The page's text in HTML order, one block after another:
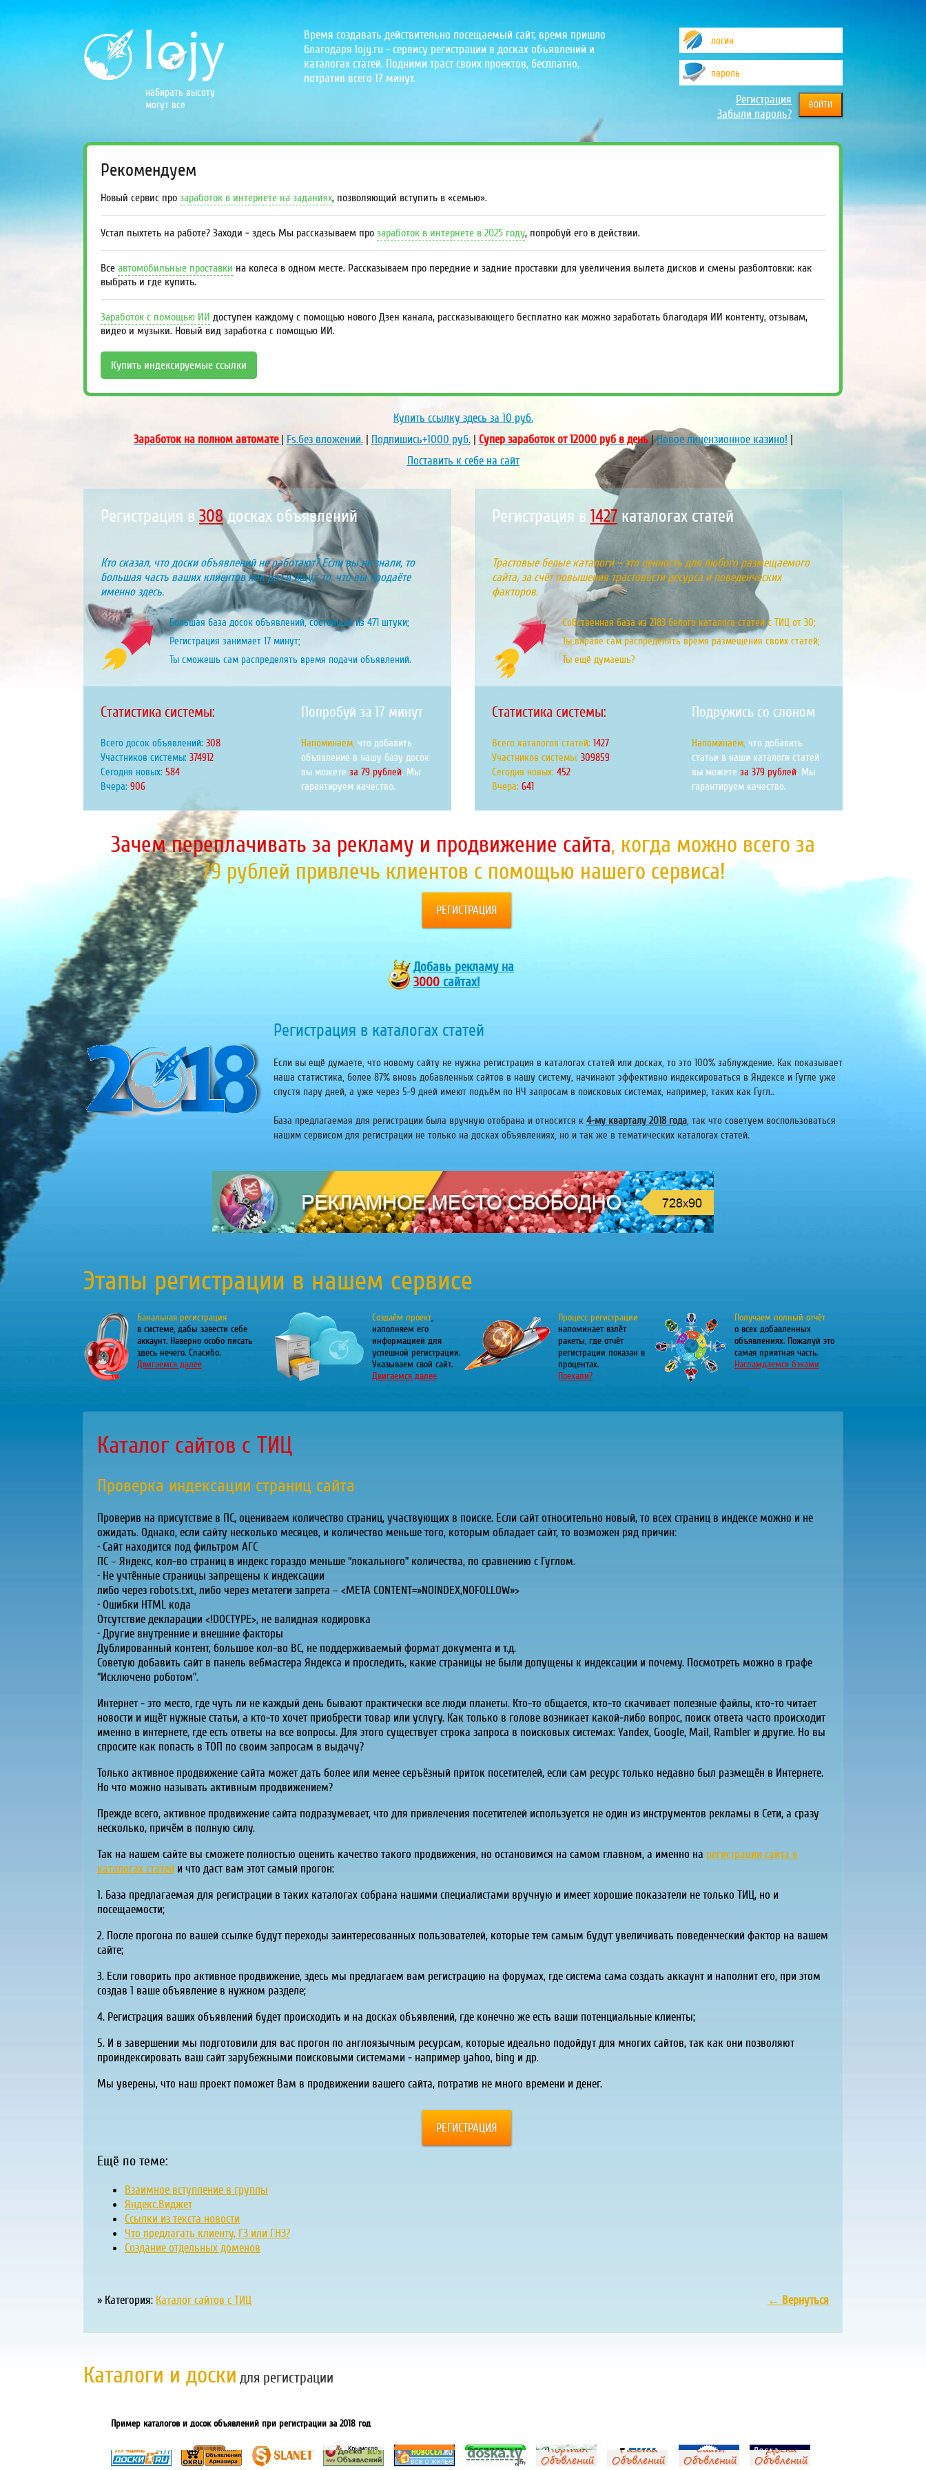
набирать высоту
могут все
Время создавать действительно посещаемый сайт, время пришло
благодаря lojy.ru - сервису регистрации в досках объявлений и
каталогах статей. Подними траст своих проектов, бесплатно,
потратив всего 17 минут.
Регистрация
Забыли пароль?
Рекомендуем
Новый сервис про заработок в интернете на заданиях, позволяющий вступить в «семью».
Устал пыхтеть на работе? Заходи - здесь Мы рассказываем про заработок в интернете в 2025 году, попробуй его в действии.
Все автомобильные проставки на колеса в одном месте. Рассказываем про передние и задние проставки для увеличения вылета дисков и смены разболтовки: как
выбрать и где купить.
Заработок с помощью ИИ доступен каждому с помощью нового Дзен канала, рассказывающего бесплатно как можно заработать благодаря ИИ контенту, отзывам,
видео и музыки. Новый вид заработка с помощью ИИ.
Купить индексируемые ссылки
Купить ссылку здесь за 10 руб.
Заработок на полном автомате| Fs.без вложений.| Подпишись+1000 руб.| Супер заработок от 12000 руб в день|Новое лицензионное казино! |
Поставить к себе на сайт
Регистрация в 383досках объявлений
Кто сказал, что доски объявлений не работают? Если вы не знали, то
большая часть ваших клиентов как раз и ищут, то, что вы продаёте
именно здесь.
Большая база досок объявлений, состоящая из 471 штуки;
Регистрация занимает 17 минут;
Ты сможешь сам распределять время подачи объявлений.
Статистика системы:
Всего досок объявлений: 383
Участников системы: 467065
Сегодня новых: 727
Вчера: 1129
Попробуй за 17 минут
Напоминаем, что добавить
объявление в нашу базу досок
вы можете за 79 рублей. Мы
гарантируем качество.
Регистрация в 1778каталогах статей
Трастовые белые каталоги – это ценность для любого размещаемого
сайта, за счёт повышения трастовости ресурса и поведенческих
факторов.
Собственная база из 2183 белого каталога статей с ТИЦ от 30;
Ты вправе сам распределять время размещения своих статей;
Ты ещё думаешь?
Статистика системы:
Всего каталогов статей: 1778
Участников системы: 386023
Сегодня новых: 563
Вчера: 799
Подружись со слоном
Напоминаем, что добавить
статьи в наши каталоги статей
вы можетеза 379 рублей. Мы
гарантируем качество.
Зачем переплачивать за рекламу и продвижение сайта, когда можно всего за
79 рублей привлечь клиентов с помощью нашего сервиса!
РЕГИСТРАЦИЯ
Добавь рекламу на
3000 сайтах!
Регистрация в каталогах статей
Если вы ещё думаете, что новому сайту не нужна регистрация в каталогах статей или досках, то это 100% заблуждение. Как показывает
наша статистика, более 87% вновь добавленных сайтов в нашу систему, начинают эффективно индексироваться в Яндексе и Гугле уже
спустя пару дней, а уже через 5-9 дней имеют подъём по НЧ запросам в поисковых системах, например, таких как Гугл..
База предлагаемая для регистрации была вручную отобрана и относится к 4-му кварталу 2018 года, так что советуем воспользоваться
нашим сервисом для регистрации не только на досках объявлениях, но и так же в тематических каталогах статей.
Этапы регистрации в нашем сервисе
Банальная регистрация
в системе, дабы завести себе
аккаунт. Наверно особо писать
здесь нечего. Спасибо.
Двигаемся далее
Создаём проект,
наполняем его
информацией для
успешной регистрации.
Указываем свой сайт.
Двигаемся далее
Процесс регистрации
напоминает взлёт
ракеты, где отчёт
регистрации показан в
процентах.
Поехали?
Получаем полный отчёт
о всех добавленных
объявлениях. Пожалуй это
самая приятная часть.
Наслаждаемся бэками
Каталог сайтов с ТИЦ
Проверка индексации страниц сайта
Проверив на присутствие в ПС, оцениваем количество страниц, участвующих в поиске. Если сайт относительно новый, то всех страниц в индексе можно и не
ожидать. Однако, если сайту несколько месяцев, и количество меньше того, которым обладает сайт, то возможен ряд причин:
• Сайт находится под фильтром АГС
ПС – Яндекс, кол-во страниц в индекс гораздо меньше “локального” количества, по сравнению с Гуглом.
• Не учтённые страницы запрещены к индексации
либо через robots.txt, либо через метатеги запрета – <META CONTENT=»NOINDEX,NOFOLLOW»>
• Ошибки HTML кода
Отсутствие декларации <!DOCTYPE>, не валидная кодировка
• Другие внутренние и внешние факторы
Дублированный контент, большое кол-во ВС, не поддерживаемый формат документа и т.д.
Советую добавить сайт в панель вебмастера Яндекса и проследить, какие страницы не были допущены к индексации и почему. Посмотреть можно в графе
“Исключено роботом”.
Интернет - это место, где чуть ли не каждый день бывают практически все люди планеты. Кто-то общается, кто-то скачивает полезные файлы, кто-то читает
новости и ищёт нужные статьи, а кто-то хочет приобрести товар или услугу. Как только в голове возникает какой-либо вопрос, поиск ответа часто происходит
именно в интернете, где есть ответы на все вопросы. Для этого существует строка запроса в поисковых системах: Yandex, Google, Mail, Rambler и другие. Но вы
спросите как попасть в ТОП по своим запросам в выдачу?
Только активное продвижение сайта может дать более или менее серъёзный приток посетителей, если сам ресурс только недавно был размещён в Интернете.
Но что можно называть активным продвижением?
Прежде всего, активное продвижение сайта подразумевает, что для привлечения посетителей используется не один из инструментов рекламы в Сети, а сразу
несколько, причём в полную силу.
Так на нашем сайте вы сможете полностью оценить качество такого продвижения, но остановимся на самом главном, а именно на регистрации сайта в
каталогах статей и что даст вам этот самый прогон:
1. База предлагаемая для регистрации в таких каталогах собрана нашими специалистами вручную и имеет хорошие показатели не только ТИЦ, но и
посещаемости;
2. После прогона по вашей ссылке будут переходы заинтересованных пользователей, которые тем самым будут увеличивать поведенческий фактор на вашем
сайте;
3. Если говорить про активное продвижение, здесь мы предлагаем вам регистрацию на форумах, где система сама создать аккаунт и наполнит его, при этом
создав 1 ваше объявление в нужном разделе;
4. Регистрация ваших объявлений будет происходить и на досках объявлений, где конечно же есть ваши потенциальные клиенты;
5. И в завершении мы подготовили для вас прогон по англоязычным ресурсам, которые идеально подойдут для многих сайтов, так как они позволяют
проиндексировать ваш сайт зарубежными поисковыми системами - например yahoo, bing и др.
Мы уверены, что наш проект поможет Вам в продвижении вашего сайта, потратив не много времени и денег.
РЕГИСТРАЦИЯ
Ещё по теме:
Взаимное вступление в группы
Яндекс.Виджет
Ссылки из текста новости
Что предлагать клиенту, ГЗ или ГНЗ?
Создание отдельных доменов
» Категория: Каталог сайтов с ТИЦ ← Вернуться
Каталоги и доски для регистрации
Пример каталогов и досок объявлений при регистрации за 2018 год